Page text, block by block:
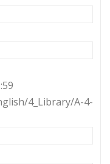
4_Library/A-4-